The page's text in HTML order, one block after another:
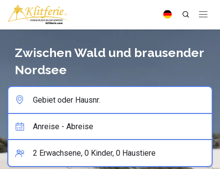
Zwischen Wald und brausender
Nordsee